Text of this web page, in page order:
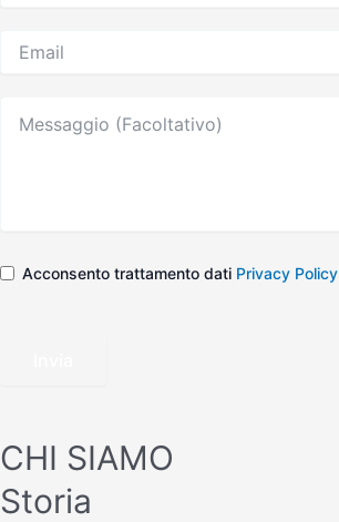
Acconsento trattamento dati Privacy Policy
CHI SIAMO
Storia